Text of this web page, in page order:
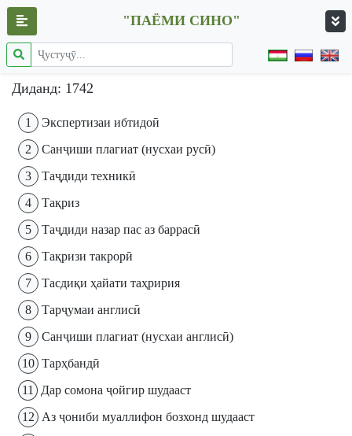
"ПАЁМИ СИНО"
Диданд: 1742
1
Экспертизаи ибтидоӣ
2
Санҷиши плагиат (нусхаи русӣ)
3
Таҷдиди техникӣ
4
Тақриз
5
Таҷдиди назар пас аз баррасӣ
6
Тақризи такрорӣ
7
Тасдиқи ҳайати таҳририя
8
Тарҷумаи англисӣ
9
Санҷиши плагиат (нусхаи англисӣ)
10 Тарҳбандӣ
11
Дар сомона ҷойгир шудааст
12
Аз ҷониби муаллифон бозхонд шудааст